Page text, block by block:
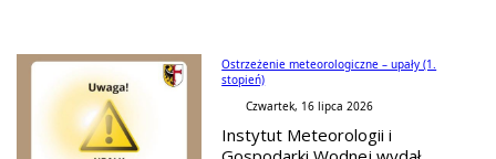
Ostrzeżenie meteorologiczne – upały (1.
stopień)
Czwartek, 16 lipca 2026
Instytut Meteorologii i